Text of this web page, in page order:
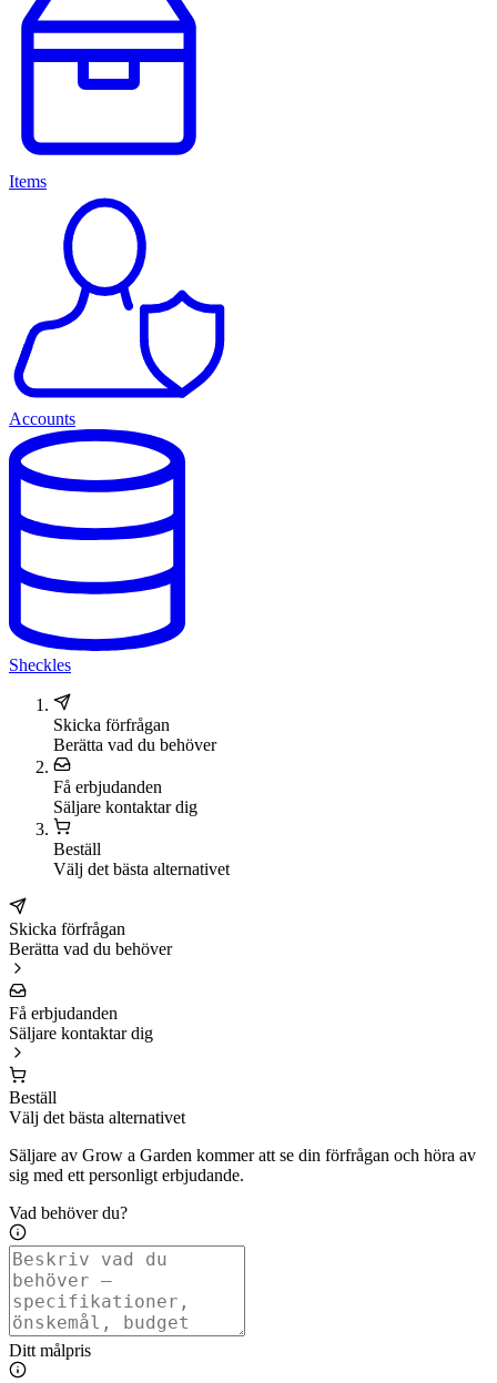
Items
Accounts
Sheckles
Skicka förfrågan
Berätta vad du behöver
Få erbjudanden
Säljare kontaktar dig
Beställ
Välj det bästa alternativet
Skicka förfrågan
Berätta vad du behöver
Få erbjudanden
Säljare kontaktar dig
Beställ
Välj det bästa alternativet
Säljare av Grow a Garden kommer att se din förfrågan och höra av
sig med ett personligt erbjudande.
Vad behöver du?
Ditt målpris